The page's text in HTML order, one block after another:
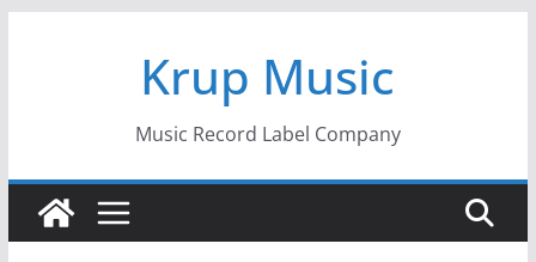
Krup Music
Music Record Label Company